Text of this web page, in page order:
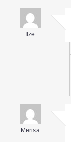
Ilze
Merisa